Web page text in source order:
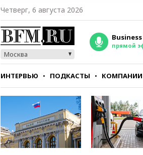
Четверг, 6 августа 2026
Москва
Business
прямой
ИНТЕРВЬЮ ПОДКАСТЫ КОМПАНИИ
СТИЛЬ ТЕСТЫ